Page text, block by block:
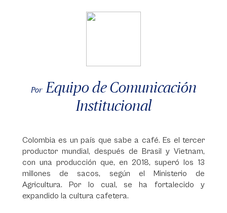
Por Equipo de Comunicación
Institucional
Colombia es un país que sabe a café. Es el tercer
productor mundial, después de Brasil y Vietnam,
con una producción que, en 2018, superó los 13
millones de sacos, según el Ministerio de
Agricultura. Por lo cual, se ha fortalecido y
expandido la cultura cafetera.